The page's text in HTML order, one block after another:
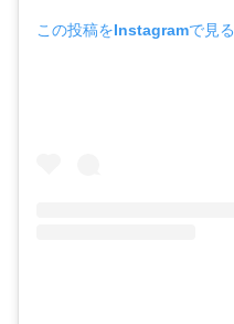
この投稿をInstagramで見る